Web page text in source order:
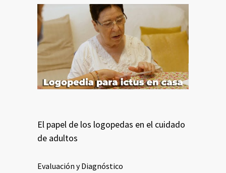
El papel de los logopedas en el cuidado
de adultos
Evaluación y Diagnóstico